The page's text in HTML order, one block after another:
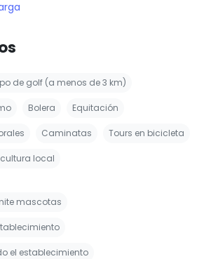
de golf (a menos de 3 km)
Bolera Equitación
Caminatas Tours en bicicleta
local
mascotas
el establecimiento